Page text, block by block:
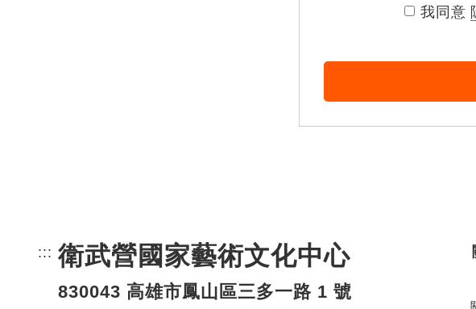
我同意
::: 頁尾網站資訊。
衛武營國家藝術文化中心
830043 高雄市鳳山區三多一路 1 號